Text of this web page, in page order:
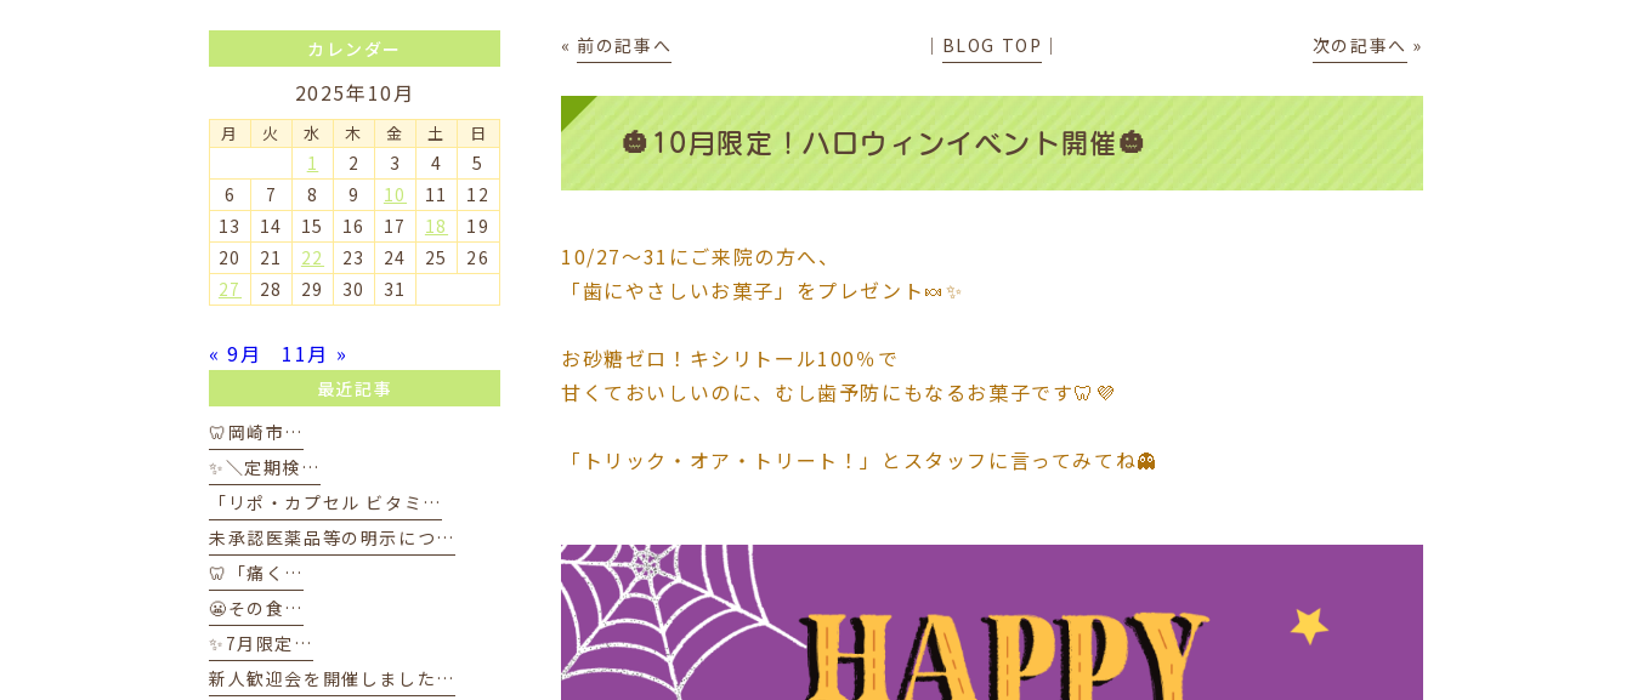
« 前の記事へ │ BLOG TOP │ 次の記事へ »
🎃10月限定！ハロウィンイベント開催🎃
10/27〜31にご来院の方へ、
「歯にやさしいお菓子」をプレゼント🍬✨
お砂糖ゼロ！キシリトール100％で
甘くておいしいのに、むし歯予防にもなるお菓子です🦷💜
「トリック・オア・トリート！」とスタッフに言ってみてね👻
カレンダー
2025年10月
月 火 水 木 金 土 日
1 2 3 4
5
6
7 8 9 10 11
12
13
14 15 16 17 18
19
20
21 22 23 24 25
26
27
28 29 30 31
« 9月 11月 »
最近記事
🦷岡崎市…
✨＼定期検…
「リポ・カプセル ビタミ…
未承認医薬品等の明示につ…
🦷「痛く…
😬その食…
✨7月限定…
新人歓迎会を開催しました…